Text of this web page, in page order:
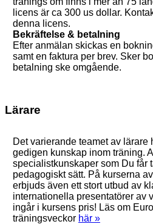
licens är ca 300 us dollar.
denna licens.
Bekräftelse & betalning
Efter anmälan skickas en
samt en faktura per brev. Sker
betalning ske omgående.
Lärare
Det varierande teamet av lärare
gedigen kunskap inom träning.
specialistkunskaper som Du får
pedagogiskt sätt. På kurserna
erbjuds även ett stort utbud av
internationella presentatörer av
ingår i kursens pris! Läs om
träningsveckor här »